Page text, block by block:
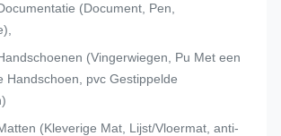
(Document, Pen,
(Vingerwiegen, Pu Met een
Handschoen, pvc Gestippelde
(Kleverige Mat, Lijst/Vloermat, anti-